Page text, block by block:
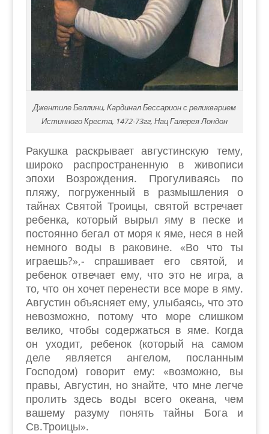
Джентиле Беллини, Кардинал Бессарион с реликварием
Истинного Креста, 1472-73гг, Нац Галерея Лондон
Ракушка раскрывает августинскую тему,
широко распространенную в живописи
эпохи Возрождения. Прогуливаясь по
пляжу, погруженный в размышления о
тайнах Святой Троицы, святой встречает
ребенка, который вырыл яму в песке и
постоянно бегал от моря к яме, неся в ней
немного воды в раковине. «Во что ты
играешь?»,- спрашивает его святой, и
ребенок отвечает ему, что это не игра, а
то, что он хочет перенести все море в яму.
Августин объясняет ему, улыбаясь, что это
невозможно, потому что море слишком
велико, чтобы содержаться в яме. Когда
он уходит, ребенок (который на самом
деле является ангелом, посланным
Господом) говорит ему: «возможно, вы
правы, Августин, но знайте, что мне легче
пролить здесь воды всего океана, чем
вашему разуму понять тайны Бога и
Св.Троицы».